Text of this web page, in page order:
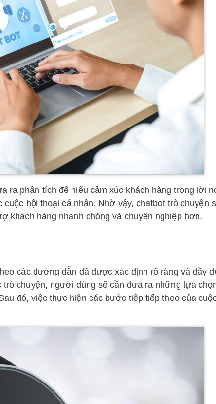
ra phân tích để hiểu cảm xúc khách hàng trong lời
hội thoại cá nhân. Nhờ vậy, chatbot trò chuyện
khách hàng nhanh chóng và chuyên nghiệp hơn.
các đường dẫn đã được xác định rõ ràng và đầy
chuyện, người dùng sẽ cần đưa ra những lựa
đó, việc thực hiện các bước tiếp tiếp theo của